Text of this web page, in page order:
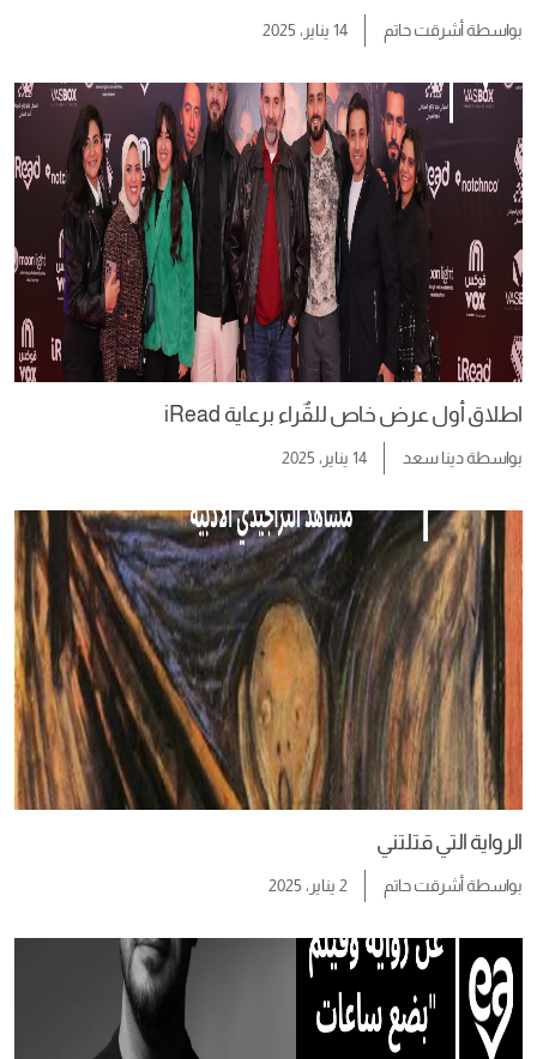
بواسطةأشرقت حاتم 14 يناير، 2025
اطلاق أول عرض خاص للقٌراء برعاية iRead
بواسطةدينا سعد 14 يناير، 2025
الرواية التي قتلتني
بواسطةأشرقت حاتم 2 يناير، 2025